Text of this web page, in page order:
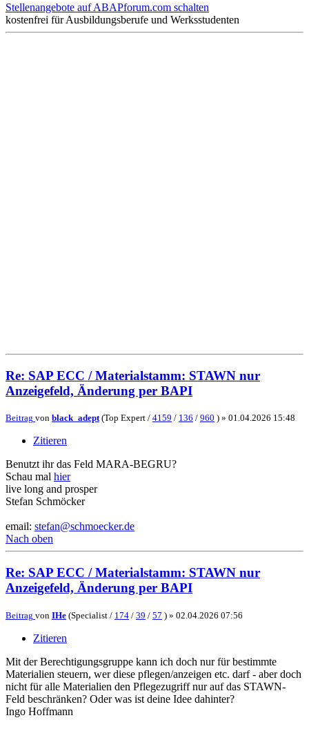
Stellenangebote auf ABAPforum.com schalten
kostenfrei für Ausbildungsberufe und Werksstudenten
Re: SAP ECC / Materialstamm: STAWN nur
Anzeigefeld, Änderung per BAPI
Beitrag von black_adept(Top Expert / 4159 / 136 / 960 ) » 01.04.2026 15:48
Zitieren
Benutzt ihr das Feld MARA-BEGRU?
Schau mal hier
live long and prosper
Stefan Schmöcker
email: stefan@schmoecker.de
Nach oben
Re: SAP ECC / Materialstamm: STAWN nur
Anzeigefeld, Änderung per BAPI
Beitrag von IHe (Specialist / 174 / 39 / 57 ) » 02.04.2026 07:56
Zitieren
Mit der Berechtigungsgruppe kann ich doch nur für bestimmte
Materialien steuern, wer diese pflegen/anzeigen etc. darf - aber doch
nicht für alle Materialien den Pflegezugriff nur auf das STAWN-
Feld beschränken? Oder was ist deine Idee dahinter?
Ingo Hoffmann